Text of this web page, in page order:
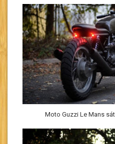
Moto Guzzi Le Mans